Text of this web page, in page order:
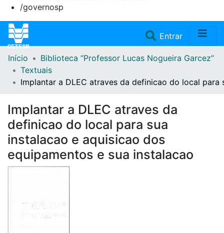
/governosp
Entrar(current)
Home
Repositório
Doações/Aquisições
Início
Biblioteca “Professor Lucas Nogueira Garcez”
Textuais
Implantar a DLEC atraves da definicao do local
Implantar a DLEC atraves da
definicao do local para sua
instalacao e aquisicao dos
equipamentos e sua instalacao